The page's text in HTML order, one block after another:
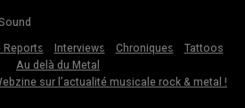
Reports Interviews Chroniques
Tattoos
Au delà du Metal
sur l’actualité musicale rock & metal !